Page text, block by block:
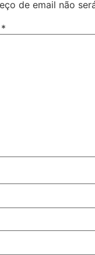
de email não
*